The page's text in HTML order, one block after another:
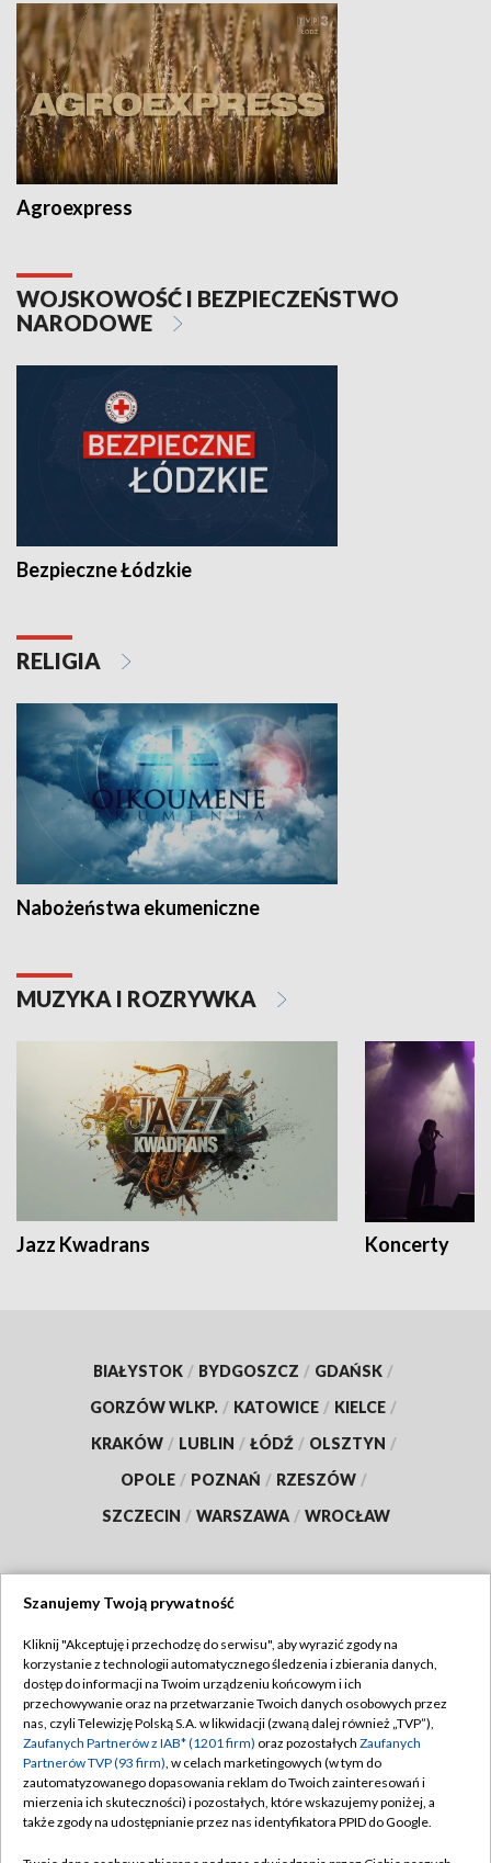
Agroexpress
WOJSKOWOŚĆ I BEZPIECZEŃSTWO
NARODOWE
Bezpieczne Łódzkie
RELIGIA
Nabożeństwa ekumeniczne
MUZYKA I ROZRYWKA
Jazz Kwadrans Koncerty
BIAŁYSTOK / BYDGOSZCZ / GDAŃSK /
GORZÓW WLKP. / KATOWICE / KIELCE /
KRAKÓW / LUBLIN / ŁÓDŹ / OLSZTYN /
OPOLE / POZNAŃ / RZESZÓW /
SZCZECIN / WARSZAWA / WROCŁAW
TVP
Abonament TVP
Emisja w TVP
Centrum informacji TVP
Naziemna Telewizja Cyfrowa
Regulamin TVP
Polityka prywatności
Moje zgody
Pomoc
Szanujemy Twoją prywatność
Kliknij "Akceptuję i przechodzę do serwisu", aby wyrazić zgody na
korzystanie z technologii automatycznego śledzenia i zbierania danych,
dostęp do informacji na Twoim urządzeniu końcowym i ich
przechowywanie oraz na przetwarzanie Twoich danych osobowych przez
nas, czyli Telewizję Polską S.A. w likwidacji (zwaną dalej również „TVP”),
Zaufanych Partnerów z IAB* (1201 firm) oraz pozostałych Zaufanych
Partnerów TVP (93 firm), w celach marketingowych (w tym do
zautomatyzowanego dopasowania reklam do Twoich zainteresowań i
mierzenia ich skuteczności) i pozostałych, które wskazujemy poniżej, a
także zgody na udostępnianie przez nas identyfikatora PPID do Google.